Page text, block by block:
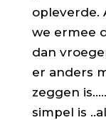
opleverde.
we ermee
dan
er anders
zeggen
simpel is